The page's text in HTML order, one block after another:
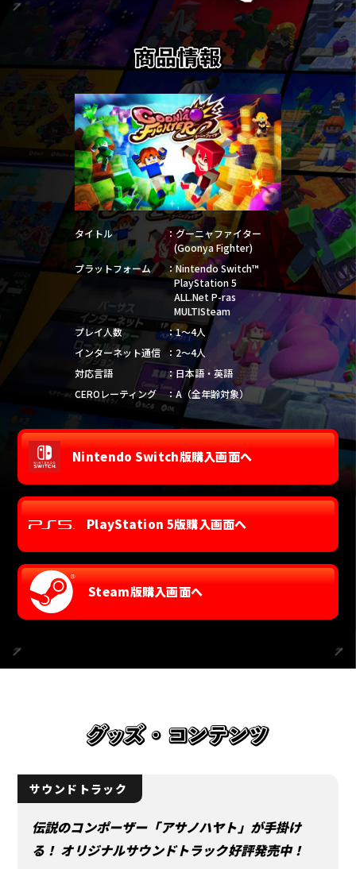
Nintendo Switch版購入画面へ
PlayStation 5版購入画面へ
Steam版購入画面へ
タイトル
グーニャファイター
(Goonya Fighter)
プラットフォーム
Nintendo Switch™
PlayStation 5
ALL.Net P-ras
MULTISteam
プレイ人数
1～4人
インターネット通信
2～4人
対応言語
日本語・英語
CEROレーティング
A（全年齢対象）
サウンドトラック
伝説のコンポーザー「アサノハヤト」が手掛け
る！ オリジナルサウンドトラック好評発売中！